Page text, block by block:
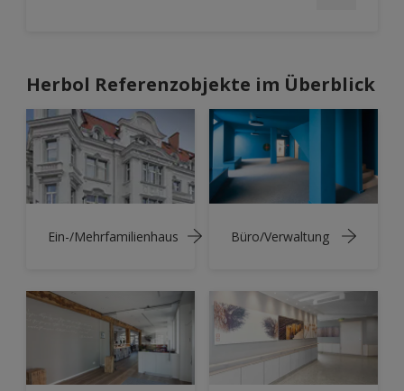
Herbol Referenzobjekte im Überblick
Ein-/Mehrfamilienhaus Büro/Verwaltung